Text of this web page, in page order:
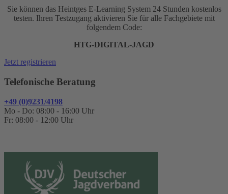
Sie können das Heintges E-Learning System 24 Stunden kostenlos
testen. Ihren Testzugang aktivieren Sie für alle Fachgebiete mit
folgendem Code:
HTG-DIGITAL-JAGD
Jetzt registrieren
Telefonische Beratung
+49 (0)9231/4198
Mo - Do: 08:00 - 16:00 Uhr
Fr: 08:00 - 12:00 Uhr